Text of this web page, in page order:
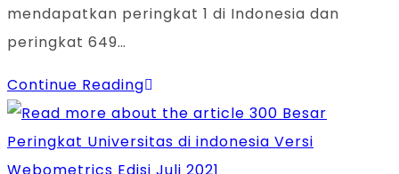
mendapatkan peringkat 1 di Indonesia dan
peringkat 649…
Continue Reading